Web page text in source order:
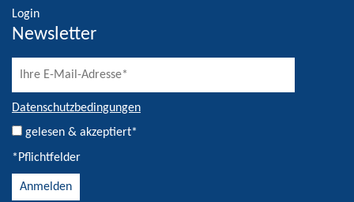
Login
Newsletter
Datenschutzbedingungen
gelesen & akzeptiert*
*Pflichtfelder